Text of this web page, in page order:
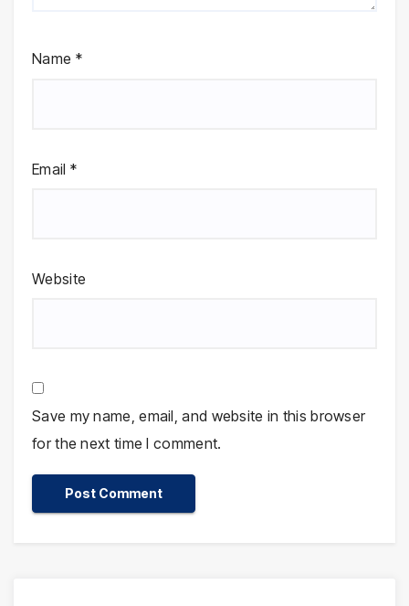
Name *
Email *
Website
Save my name, email, and website in this browser
for the next time I comment.